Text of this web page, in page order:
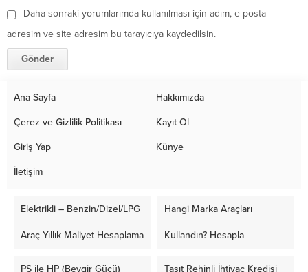
Daha sonraki yorumlarımda kullanılması için adım, e-posta
adresim ve site adresim bu tarayıcıya kaydedilsin.
Ana Sayfa Hakkımızda
Çerez ve Gizlilik Politikası Kayıt Ol
Giriş Yap Künye
İletişim
Elektrikli – Benzin/Dizel/LPG
Araç Yıllık Maliyet Hesaplama
Hangi Marka Araçları
Kullandın? Hesapla
PS ile HP (Beygir Gücü) Taşıt Rehinli İhtiyaç Kredisi